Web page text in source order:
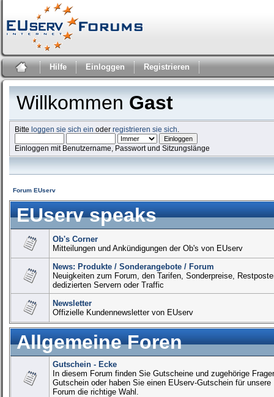
Hilfe Einloggen Registrieren
Willkommen Gast
Bitteloggen sie sich ein oderregistrieren sie sich
Einloggen mit Benutzername, Passwort und Sitzungslänge
Forum EUserv
EUserv speaks
Ob's Corner
Mitteilungen und Ankündigungen der Ob's von EUserv
News: Produkte / Sonderangebote / Forum
Neuigkeiten zum Forum, den Tarifen, Sonderpreise,
dedizierten Servern oder Traffic
Newsletter
Offizielle Kundennewsletter von EUserv
Allgemeine Foren
Gutschein - Ecke
In diesem Forum finden Sie Gutscheine und zugehörige
Gutschein oder haben Sie einen EUserv-Gutschein für
Forum die richtige Wahl.